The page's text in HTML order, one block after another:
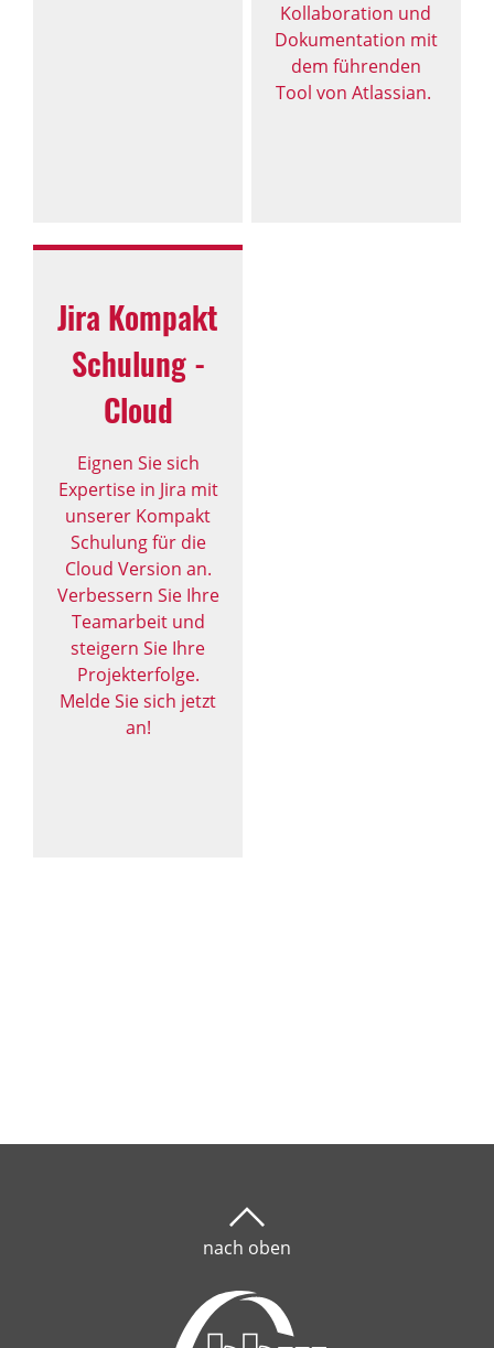
Kollaboration und
Dokumentation mit
dem führenden
Tool von Atlassian.
Jira Kompakt
Schulung -
Cloud
Eignen Sie sich
Expertise in Jira mit
unserer Kompakt
Schulung für die
Cloud Version an.
Verbessern Sie Ihre
Teamarbeit und
steigern Sie Ihre
Projekterfolge.
Melde Sie sich jetzt
an!
nach oben